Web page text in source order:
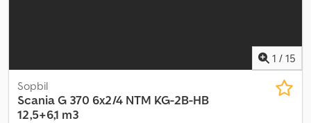
1 / 15
Sopbil
ScaniaG 370 6x2/4 NTM KG-2B-HB
12,5+6,1 m3